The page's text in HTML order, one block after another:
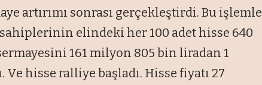
artırımı sonrası gerçekleştirdi. Bu işlemle
elindeki her 100 adet hisse 640
161 milyon 805 bin liradan 1
hisse ralliye başladı. Hisse fiyatı 27